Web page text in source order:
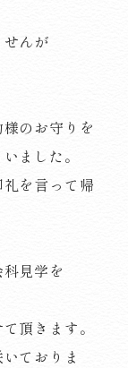
んが
のお守りを
ました。
を言って帰
見学を
頂きます。
ておりま